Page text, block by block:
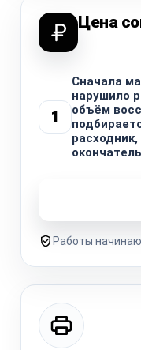
Цена
1
Сначала
нарушило
объём
Работы